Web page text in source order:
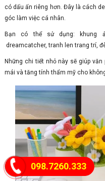
có dấu ấn riêng hơn. Đây là cách
góc làm việc cá nhân.
Bạn có thể sử dụng: khung
dreamcatcher, tranh len trang trí,
Những chi tiết nhỏ này sẽ giúp
mái và tăng tính thẩm mỹ cho
098.7260.333